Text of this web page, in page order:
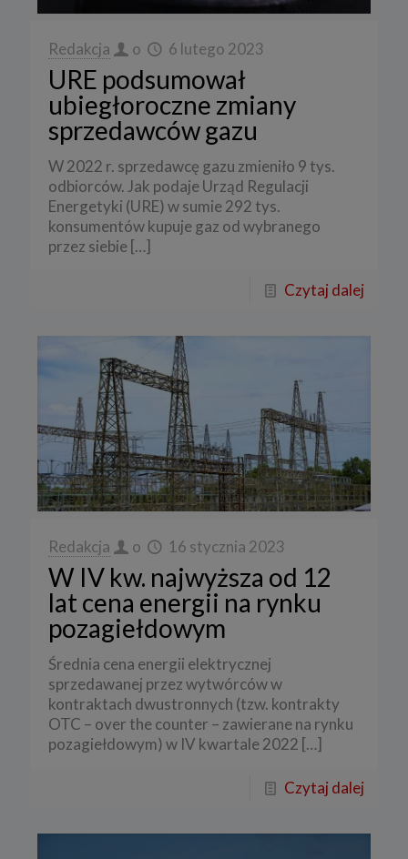
Redakcja o 6 lutego 2023
URE podsumował
ubiegłoroczne zmiany
sprzedawców gazu
W 2022 r. sprzedawcę gazu zmieniło 9 tys.
odbiorców. Jak podaje Urząd Regulacji
Energetyki (URE) w sumie 292 tys.
konsumentów kupuje gaz od wybranego
przez siebie […]
Czytaj dalej
Redakcja o 16 stycznia 2023
W IV kw. najwyższa od 12
lat cena energii na rynku
pozagiełdowym
Średnia cena energii elektrycznej
sprzedawanej przez wytwórców w
kontraktach dwustronnych (tzw. kontrakty
OTC – over the counter – zawierane na rynku
pozagiełdowym) w IV kwartale 2022 […]
Czytaj dalej